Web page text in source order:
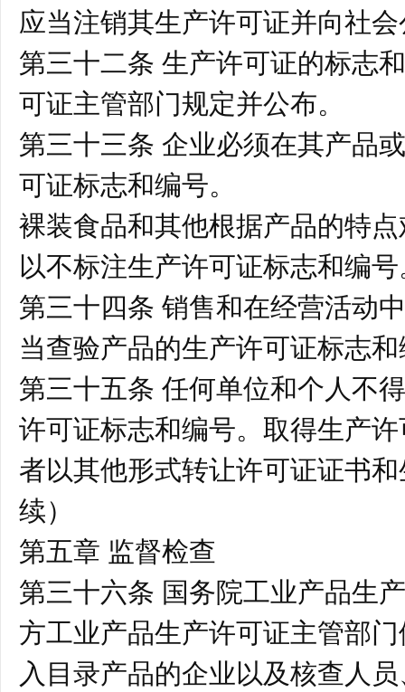
应当注销其生产许可证并向社
第三十二条 生产许可证的标志
可证主管部门规定并公布。
第三十三条 企业必须在其产品
可证标志和编号。
裸装食品和其他根据产品的特
以不标注生产许可证标志和编
第三十四条 销售和在经营活动
当查验产品的生产许可证标志
第三十五条 任何单位和个人不
许可证标志和编号。取得生产
者以其他形式转让许可证证书
续）
第五章 监督检查
第三十六条 国务院工业产品生
方工业产品生产许可证主管部
入目录产品的企业以及核查人